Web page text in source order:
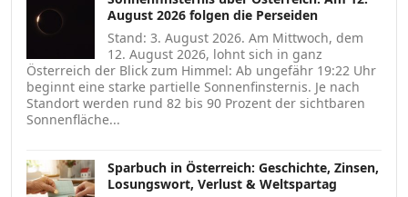
August 2026 folgen die Perseiden
Stand: 3. August 2026. Am Mittwoch, dem
12. August 2026, lohnt sich in ganz
Österreich der Blick zum Himmel: Ab ungefähr 19:22 Uhr
beginnt eine starke partielle Sonnenfinsternis. Je nach
Standort werden rund 82 bis 90 Prozent der sichtbaren
Sonnenfläche...
Sparbuch in Österreich: Geschichte, Zinsen,
Losungswort, Verlust & Weltspartag